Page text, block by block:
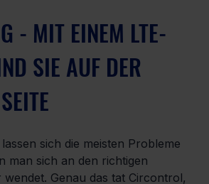
- MIT EINEM LTE-
SIE AUF DER
sich die meisten Probleme
man sich an den richtigen
Genau das tat Circontrol,